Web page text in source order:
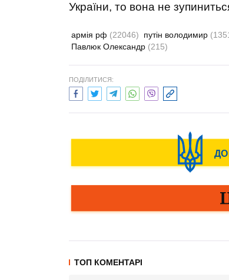
України, то вона не
армія рф (22046) путін володимир
Павлюк Олександр (215)
ПОДІЛИТИСЯ:
ТОП КОМЕНТАРІ